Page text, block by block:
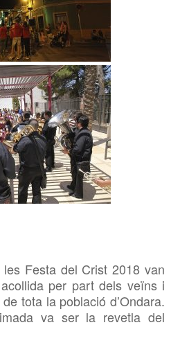
Festa del Crist 2018 van
per part dels veïns i
tota la població d’Ondara.
va ser la revetla del